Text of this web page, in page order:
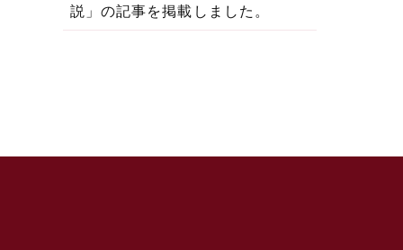
説」の記事を掲載しました。